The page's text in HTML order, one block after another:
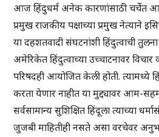
आज हिंदुधर्म अनेक कारणांसाठी चर्चेत
प्रमुख राजकीय पक्षाच्या प्रमुख नेत्याने
या दहशतवादी संघटनांशी हिंदुत्वाची
अमेरिकेत हिंदुत्वाच्या उच्चाटनावर
परिषदही आयोजित केली होती. त्यामध्ये
करता येणार नाहीत या मुद्द्यावर आम-
सर्वसामान्य सुशिक्षित हिंदूला त्याच्या
जुजबी माहितीही नसते असा वरचेवर